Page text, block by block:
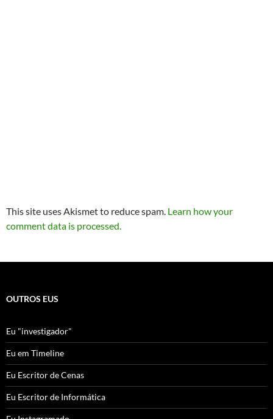
This site uses Akismet to reduce spam. Learn how your
comment data is processed.
OUTROS EUS
Eu "investigador"
Eu em Timeline
Eu Escritor de Cenas
Eu Escritor de Informática